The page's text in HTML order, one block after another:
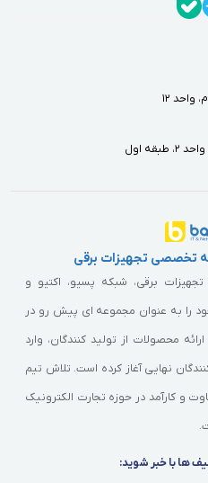
واحد ١٢
تخصصی تجهیزات برقی
برقی، شبکه پسیو، اکتیو و
را به عنوان مجموعه ای پیش رو در
محصولات از تولید کنندگان، وارد
نهایی آغاز کرده است. تلاش تیم
و کارآمد در حوزه تجارت الکترونیک
ها با خبر شوید: